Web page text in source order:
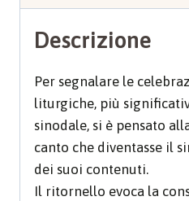
Descrizione
Per segnalare le
liturgiche, più
sinodale, si è pensato
canto che diventasse il
dei suoi contenuti.
Il ritornello evoca la